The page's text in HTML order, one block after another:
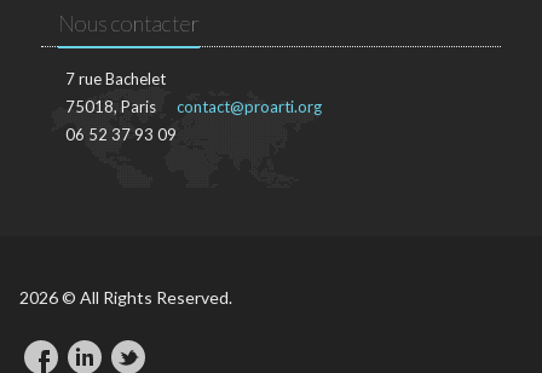
Nous contacter
7 rue Bachelet
75018, Paris
06 52 37 93 09
contact@proarti.org
2026 © All Rights Reserved.